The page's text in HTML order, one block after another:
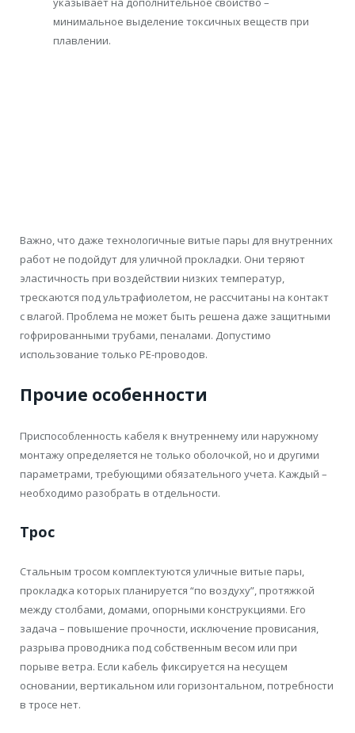
минимальное выделение токсичных веществ при
плавлении.
Важно, что даже технологичные витые пары для внутренних
работ не подойдут для уличной прокладки. Они теряют
эластичность при воздействии низких температур,
трескаются под ультрафиолетом, не рассчитаны на контакт
с влагой. Проблема не может быть решена даже защитными
гофрированными трубами, пеналами. Допустимо
использование только PE-проводов.
Прочие особенности
Приспособленность кабеля к внутреннему или наружному
монтажу определяется не только оболочкой, но и другими
параметрами, требующими обязательного учета. Каждый –
необходимо разобрать в отдельности.
Трос
Стальным тросом комплектуются уличные витые пары,
прокладка которых планируется “по воздуху”, протяжкой
между столбами, домами, опорными конструкциями. Его
задача – повышение прочности, исключение провисания,
разрыва проводника под собственным весом или при
порыве ветра. Если кабель фиксируется на несущем
основании, вертикальном или горизонтальном, потребности
в тросе нет.